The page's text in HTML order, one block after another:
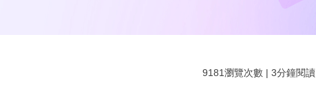
9181瀏覽次數 | 3分鐘閱讀